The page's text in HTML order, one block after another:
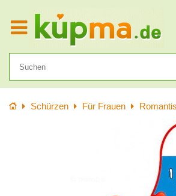
StartseiteSchürzen Für Frauen